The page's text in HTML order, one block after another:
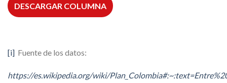
DESCARGAR COLUMNA
[i] Fuente de los datos:
https://es.wikipedia.org/wiki/